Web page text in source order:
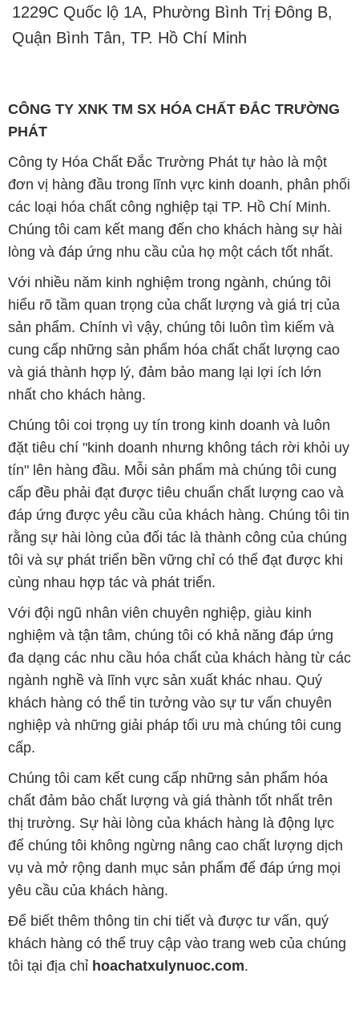
1229C Quốc lộ 1A, Phường Bình Trị Đông B,
Quận Bình Tân, TP. Hồ Chí Minh
CÔNG TY XNK TM SX HÓA CHẤT ĐẮC TRƯỜNG
PHÁT
Công ty Hóa Chất Đắc Trường Phát tự hào là một
đơn vị hàng đầu trong lĩnh vực kinh doanh, phân phối
các loại hóa chất công nghiệp tại TP. Hồ Chí Minh.
Chúng tôi cam kết mang đến cho khách hàng sự hài
lòng và đáp ứng nhu cầu của họ một cách tốt nhất.
Với nhiều năm kinh nghiệm trong ngành, chúng tôi
hiểu rõ tầm quan trọng của chất lượng và giá trị của
sản phẩm. Chính vì vậy, chúng tôi luôn tìm kiếm và
cung cấp những sản phẩm hóa chất chất lượng cao
và giá thành hợp lý, đảm bảo mang lại lợi ích lớn
nhất cho khách hàng.
Chúng tôi coi trọng uy tín trong kinh doanh và luôn
đặt tiêu chí "kinh doanh nhưng không tách rời khỏi uy
tín" lên hàng đầu. Mỗi sản phẩm mà chúng tôi cung
cấp đều phải đạt được tiêu chuẩn chất lượng cao và
đáp ứng được yêu cầu của khách hàng. Chúng tôi tin
rằng sự hài lòng của đối tác là thành công của chúng
tôi và sự phát triển bền vững chỉ có thể đạt được khi
cùng nhau hợp tác và phát triển.
Với đội ngũ nhân viên chuyên nghiệp, giàu kinh
nghiệm và tận tâm, chúng tôi có khả năng đáp ứng
đa dạng các nhu cầu hóa chất của khách hàng từ các
ngành nghề và lĩnh vực sản xuất khác nhau. Quý
khách hàng có thể tin tưởng vào sự tư vấn chuyên
nghiệp và những giải pháp tối ưu mà chúng tôi cung
cấp.
Chúng tôi cam kết cung cấp những sản phẩm hóa
chất đảm bảo chất lượng và giá thành tốt nhất trên
thị trường. Sự hài lòng của khách hàng là động lực
để chúng tôi không ngừng nâng cao chất lượng dịch
vụ và mở rộng danh mục sản phẩm để đáp ứng mọi
yêu cầu của khách hàng.
Để biết thêm thông tin chi tiết và được tư vấn, quý
khách hàng có thể truy cập vào trang web của chúng
tôi tại địa chỉ hoachatxulynuoc.com.